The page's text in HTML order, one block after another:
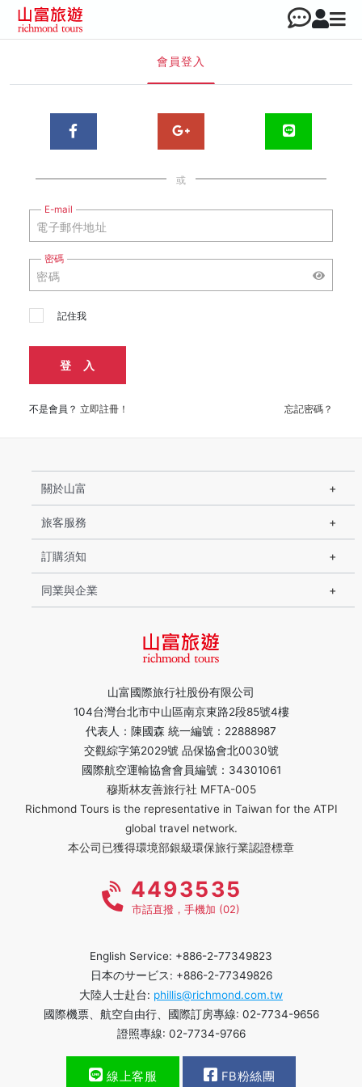
會員登入
或
E-mail
密碼
記住我
登 入
不是會員？ 立即註冊！ 忘記密碼？
山富國際旅行社股份有限公司
104台灣台北市中山區南京東路2段85號4樓
代表人：陳國森 統一編號：22888987
交觀綜字第2029號 品保協會北0030號
國際航空運輸協會會員編號：34301061
穆斯林友善旅行社 MFTA-005
Richmond Tours is the representative in Taiwan for the ATPI
global travel network.
本公司已獲得環境部銀級環保旅行業認證標章
關於山富
旅客服務
訂購須知
同業與企業
4493535
市話直撥，手機加 (02)
English Service: +886-2-77349823
日本のサービス: +886-2-77349826
大陸人士赴台: phillis@richmond.com.tw
國際機票、航空自由行、國際訂房專線: 02-7734-9656
證照專線: 02-7734-9766
線上客服 FB粉絲團